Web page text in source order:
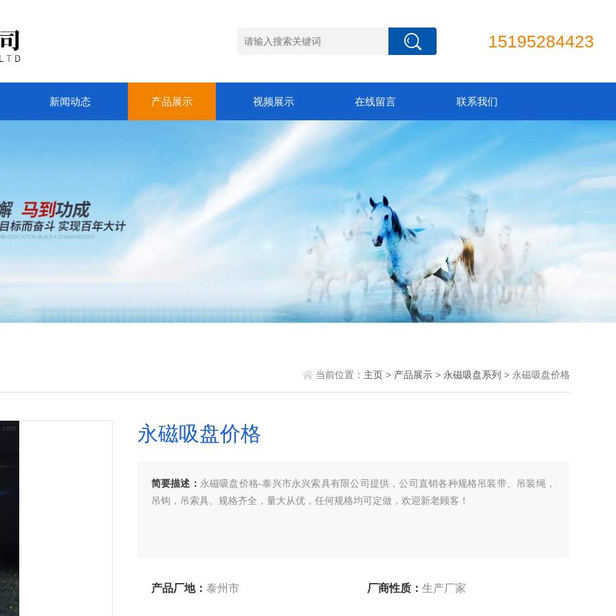
15195284423
新闻动态 产品展示 视频展示 在线留言 联系我们
当前位置： 主页> 产品展示> 永磁吸盘系列 > 永磁吸盘价格
永磁吸盘价格
简要描述： 永磁吸盘价格-泰兴市永兴索具有限公司提供，公司直销各种规格吊装带、吊装绳，
吊钩，吊索具。规格齐全，量大从优，任何规格均可定做，欢迎新老顾客！
产品厂地： 泰州市 厂商性质：生产厂家